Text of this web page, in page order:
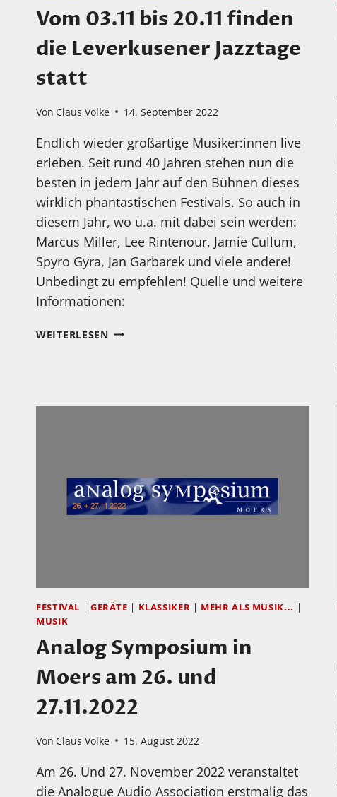
Vom 03.11 bis 20.11 finden
die Leverkusener Jazztage
statt
Von Claus Volke 14. September 2022
Endlich wieder großartige Musiker:innen live
erleben. Seit rund 40 Jahren stehen nun die
besten in jedem Jahr auf den Bühnen dieses
wirklich phantastischen Festivals. So auch in
diesem Jahr, wo u.a. mit dabei sein werden:
Marcus Miller, Lee Rintenour, Jamie Cullum,
Spyro Gyra, Jan Garbarek und viele andere!
Unbedingt zu empfehlen! Quelle und weitere
Informationen:
WEITERLESENVOM
FESTIVAL | GERÄTE | KLASSIKER | MEHR ALS MUSIK... |
MUSIK
Analog Symposium in
Moers am 26. und
27.11.2022
Von Claus Volke 15. August 2022
Am 26. Und 27. November 2022 veranstaltet
die Analogue Audio Association erstmalig das